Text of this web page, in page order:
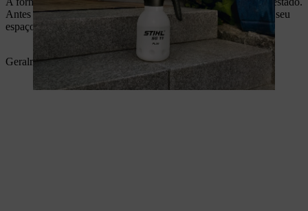
Antes de limpar, deve verificar que materiais são utilizados no seu
espaço verde.
Geralmente, a distinção é feita entre o betão e a pedra natural.